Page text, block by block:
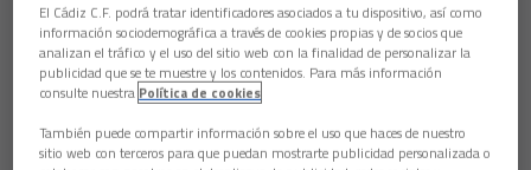
El Cádiz C.F. podrá tratar identificadores asociados a tu dispositivo, así como
información sociodemográfica a través de cookies propias y de socios que
analizan el tráfico y el uso del sitio web con la finalidad de personalizar la
publicidad que se te muestre y los contenidos. Para más información
consulte nuestra Política de cookies
También puede compartir información sobre el uso que haces de nuestro
sitio web con terceros para que puedan mostrarte publicidad personalizada o